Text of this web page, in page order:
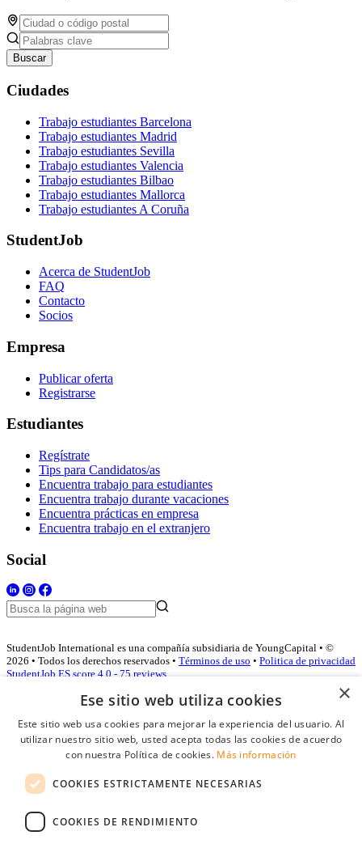
Buscar
Ciudades
Trabajo estudiantes Barcelona
Trabajo estudiantes Madrid
Trabajo estudiantes Sevilla
Trabajo estudiantes Valencia
Trabajo estudiantes Bilbao
Trabajo estudiantes Mallorca
Trabajo estudiantes A Coruña
StudentJob
Acerca de StudentJob
FAQ
Contacto
Socios
Empresa
Publicar oferta
Registrarse
Estudiantes
Regístrate
Tips para Candidatos/as
Encuentra trabajo para estudiantes
Encuentra trabajo durante vacaciones
Encuentra prácticas en empresa
Encuentra trabajo en el extranjero
Social
StudentJob International es una compañía subsidiaria de YoungCapital • ©
2026 • Todos los derechos reservados • Términos de uso • Politica de privacidad
StudentJob ES score 4.0 - 75 reviews
Acceso empresas
Contraseña
Recordarme
×
Ese sitio web utiliza cookies
Este sitio web usa cookies para mejorar la experiencia del usuario. Al
utilizar nuestro sitio web, usted acepta todas las cookies de acuerdo
con nuestra Política de cookies. Más información
COOKIES ESTRICTAMENTE NECESARIAS
COOKIES DE RENDIMIENTO